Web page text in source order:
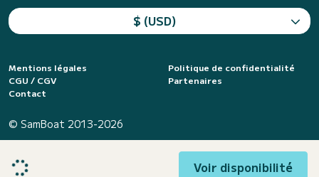
Voir disponibilité
$ (USD)
Mentions légales
Politique de confidentialité
CGU / CGV
Partenaires
Contact
© SamBoat 2013-2026